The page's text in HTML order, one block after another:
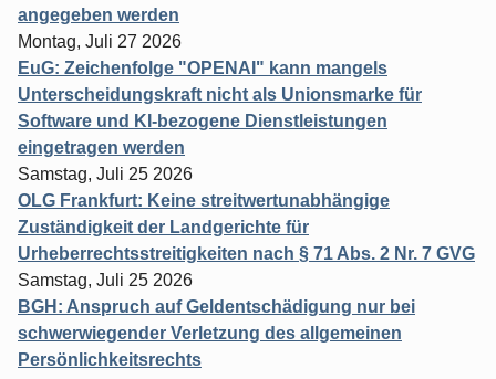
angegeben werden
Montag, Juli 27 2026
EuG: Zeichenfolge "OPENAI" kann mangels
Unterscheidungskraft nicht als Unionsmarke für
Software und KI-bezogene Dienstleistungen
eingetragen werden
Samstag, Juli 25 2026
OLG Frankfurt: Keine streitwertunabhängige
Zuständigkeit der Landgerichte für
Urheberrechtsstreitigkeiten nach § 71 Abs. 2 Nr. 7 GVG
Samstag, Juli 25 2026
BGH: Anspruch auf Geldentschädigung nur bei
schwerwiegender Verletzung des allgemeinen
Persönlichkeitsrechts